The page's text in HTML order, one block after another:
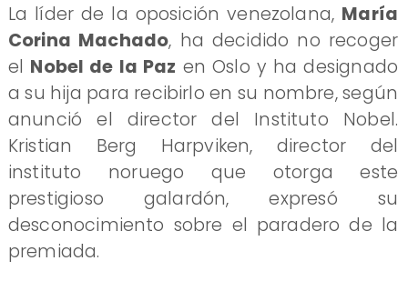
La líder de la oposición venezolana, María
Corina Machado, ha decidido no recoger
el Nobel de la Paz en Oslo y ha designado
a su hija para recibirlo en su nombre, según
anunció el director del Instituto Nobel.
Kristian Berg Harpviken, director del
instituto noruego que otorga este
prestigioso galardón, expresó su
desconocimiento sobre el paradero de la
premiada.